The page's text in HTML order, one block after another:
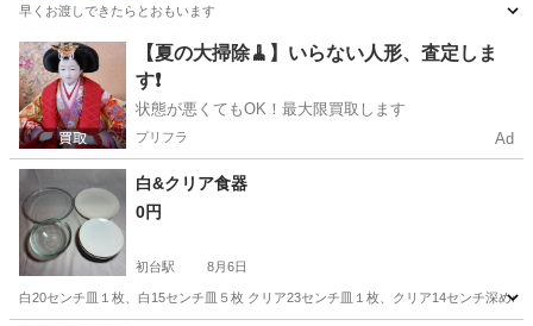
早くお渡しできたらとおもいます
東京 足立区 生活雑貨 下敷き
【夏の大掃除🧹】いらない人形、査定しま
す❗️
状態が悪くてもOK！最大限買取します
プリフラ Ad
白&クリア食器
0円
初台駅 8月6日
白20センチ皿１枚、白15センチ皿５枚 クリア23センチ皿１枚、クリア14センチ深め